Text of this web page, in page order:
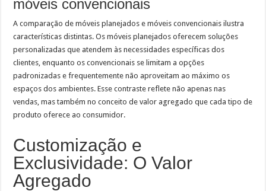
móveis convencionais
A comparação de móveis planejados e móveis convencionais ilustra
características distintas. Os móveis planejados oferecem soluções
personalizadas que atendem às necessidades específicas dos
clientes, enquanto os convencionais se limitam a opções
padronizadas e frequentemente não aproveitam ao máximo os
espaços dos ambientes. Esse contraste reflete não apenas nas
vendas, mas também no conceito de valor agregado que cada tipo de
produto oferece ao consumidor.
Customização e
Exclusividade: O Valor
Agregado